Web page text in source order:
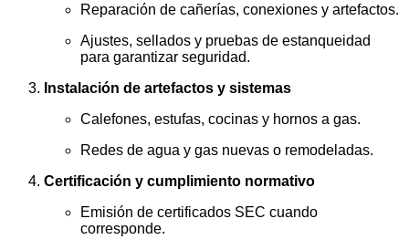
Reparación de cañerías, conexiones y artefactos.
Ajustes, sellados y pruebas de estanqueidad
para garantizar seguridad.
Instalación de artefactos y sistemas
Calefones, estufas, cocinas y hornos a gas.
Redes de agua y gas nuevas o remodeladas.
Certificación y cumplimiento normativo
Emisión de certificados SEC cuando
corresponde.